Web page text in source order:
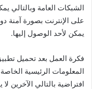
الشبكات العامة وبالتالي
على الإنترنت بصورة آمنة
يمكن لأحد الوصول إليها.
المعلومات الرئيسية
افتراضية بالتالي الآخرين